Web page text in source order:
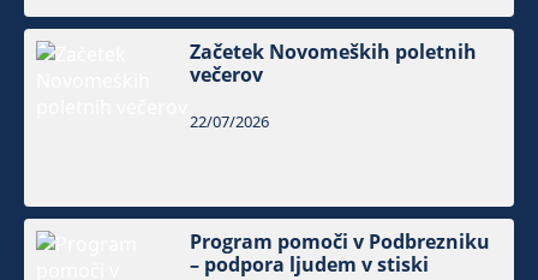
Začetek Novomeških poletnih
večerov
22/07/2026
Program pomoči v Podbrezniku
– podpora ljudem v stiski